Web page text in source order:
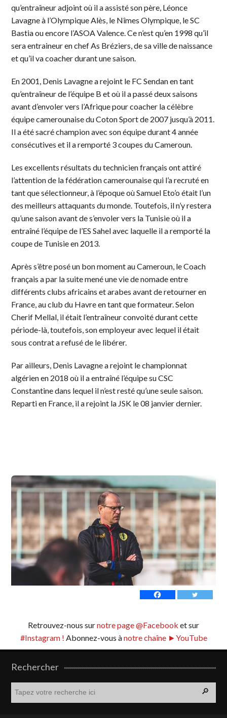
qu’entraîneur adjoint où il a assisté son père, Léonce
Lavagne à l’Olympique Alès, le Nîmes Olympique, le SC
Bastia ou encore l’ASOA Valence. Ce n’est qu’en 1998 qu’il
sera entraineur en chef As Bréziers, de sa ville de naissance
et qu’il va coacher durant une saison.
En 2001, Denis Lavagne a rejoint le FC Sendan en tant
qu’entraîneur de l’équipe B et où il a passé deux saisons
avant d’envoler vers l’Afrique pour coacher la célèbre
équipe camerounaise du Coton Sport de 2007 jusqu’à 2011.
Il a été sacré champion avec son équipe durant 4 année
consécutives et il a remporté 3 coupes du Cameroun.
Les excellents résultats du technicien français ont attiré
l’attention de la fédération camerounaise qui l’a recruté en
tant que sélectionneur, à l’époque où Samuel Eto’o était l’un
des meilleurs attaquants du monde. Toutefois, il n’y restera
qu’une saison avant de s’envoler vers la Tunisie où il a
entraîné l’équipe de l’ES Sahel avec laquelle il a remporté la
coupe de Tunisie en 2013.
Après s’être posé un bon moment au Cameroun, le Coach
français a par la suite mené une vie de nomade entre
différents clubs africains et arabes avant de retourner en
France, au club du Havre en tant que formateur. Selon
Cherif Mellal, il était l’entraîneur convoité durant cette
période-là, toutefois, son employeur avec lequel il était
sous contrat a refusé de le libérer.
Par ailleurs, Denis Lavagne a rejoint le championnat
algérien en 2018 où il a entraîné l’équipe su CSC
Constantine dans lequel il n’est resté qu’une seule saison.
Reparti en France, il a rejoint la JSK le 08 janvier dernier.
Retrouvez-nous surnotre page @Facebook et sur
#Instagram ! Abonnez-vous ànotre chaîne ►YouTube
Rechercher